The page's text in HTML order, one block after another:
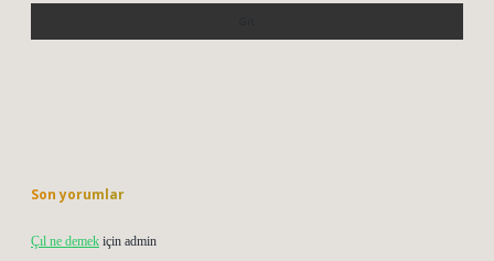
Son yorumlar
Çıl ne demek için admin